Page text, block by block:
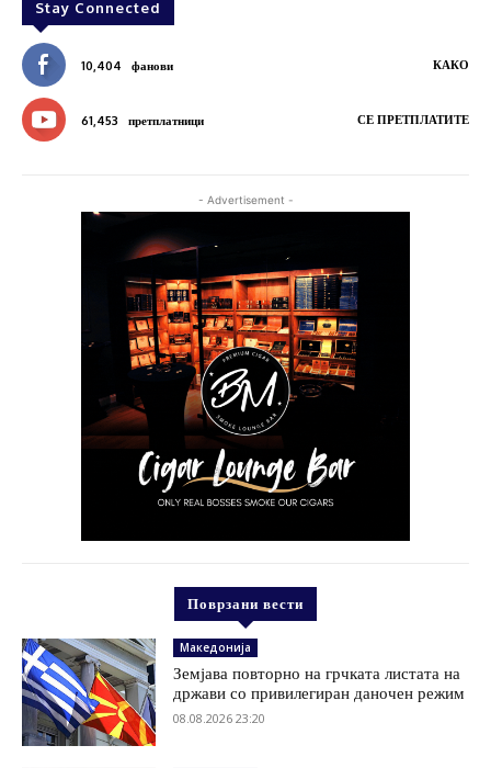
Stay Connected
10,404 фанови КАКО
61,453 претплатници СЕ ПРЕТПЛАТИТЕ
- Advertisement -
Поврзани вести
Македонија
Земјава повторно на грчката листата на
држави со привилегиран даночен режим
08.08.2026 23:20